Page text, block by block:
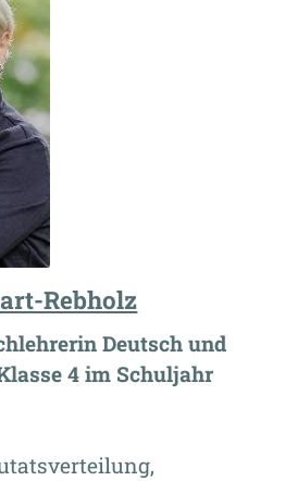
Rebholz
Deutsch und
4 im Schuljahr